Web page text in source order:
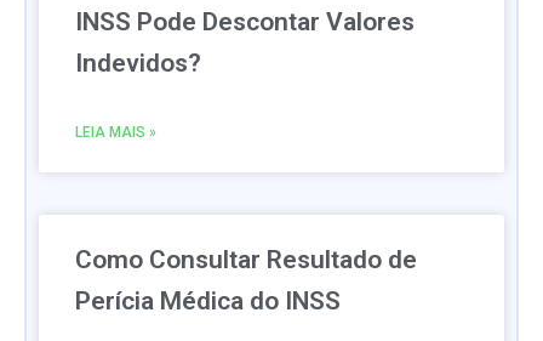
INSS Pode Descontar Valores
Indevidos?
LEIA MAIS »
Como Consultar Resultado de
Perícia Médica do INSS